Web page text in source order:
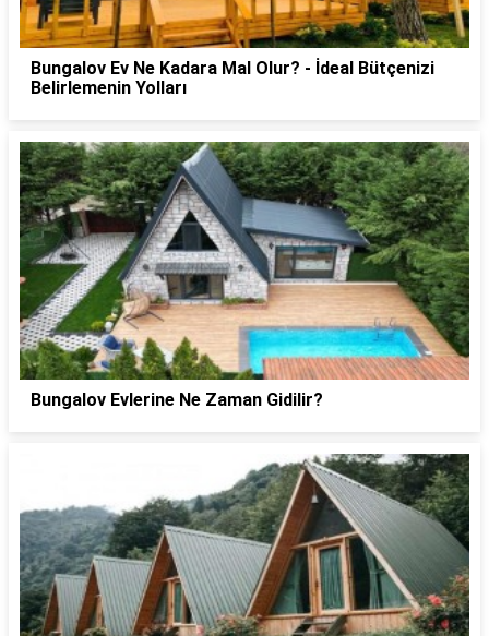
Bungalov Ev Ne Kadara Mal Olur? - İdeal Bütçenizi
Belirlemenin Yolları
Bungalov Evlerine Ne Zaman Gidilir?